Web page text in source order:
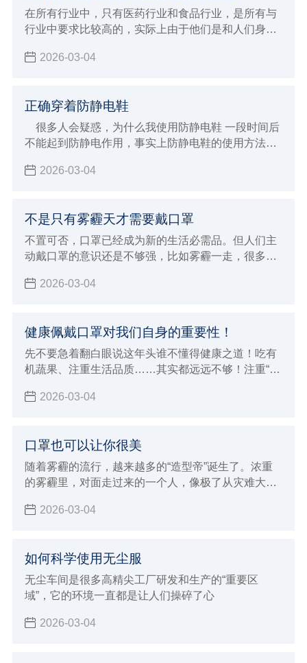
在所有行业中，只有医药行业和食品行业，是所有与
行业中要求比较高的，实际上由于他们是和人们身体
的洁净度上有如此高的要求，今天，小编和大家了解
2026-03-04
正确穿着防静电鞋
很多人会疑惑，为什么我使用防静电鞋 一段时间后
不能起到防静电作用，事实上防静电鞋的使用方法很
如何正确使用呢？
2026-03-04
不是只有雾霾天才需要戴口罩
不置可否，口罩已经成为新的生活必需品。但人们主
动戴口罩的意识还是不够强，比如雾霾一走，很多人
一些场合需要我们戴好口罩，保护自己。
2026-03-04
健康佩戴口罩对我们自身的重要性！
先不要急着翻白眼说这年头谁不懂得健康之道！吃有
机蔬果、注重生活品质……其实都远远不够！注重“内
知道，不是躲在屋里不出来就能躲过雾霾这一劫的。
2026-03-04
口罩也可以让你很美
随着雾霾的流行，越来越多的“造型帝”诞生了。浓重
的雾霾里，对面走过来的一个人，像极了从灾难大片
2026-03-04
如何科学使用无尘服
无尘车间是很多高精尖工厂研发和生产的“重要区
域”，它的环境一直都是让人们操碎了心
2026-03-04